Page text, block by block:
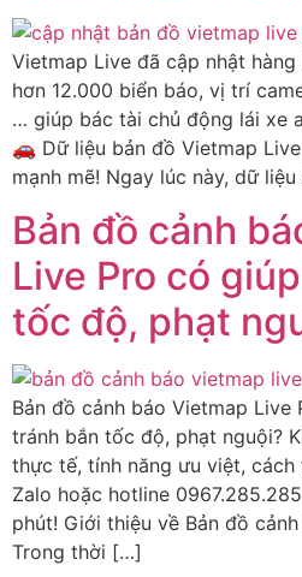
Vietmap Live đã cập nhật
hơn 12.000 biển báo, vị trí
… giúp bác tài chủ động lái xe
🚗 Dữ liệu bản đồ Vietmap
mạnh mẽ! Ngay lúc này, dữ
Bản đồ cảnh
Live Pro có
tốc độ, phạt
Bản đồ cảnh báo Vietmap
tránh bắn tốc độ, phạt nguội?
thực tế, tính năng ưu việt, cách
Zalo hoặc hotline
phút! Giới thiệu về Bản đồ
Trong thời […]